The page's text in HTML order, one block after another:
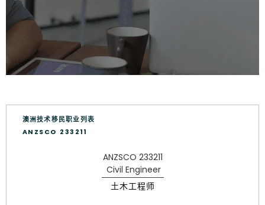
澳洲技术移民职业列表
ANZSCO 233211
ANZSCO 233211
Civil Engineer
土木工程师